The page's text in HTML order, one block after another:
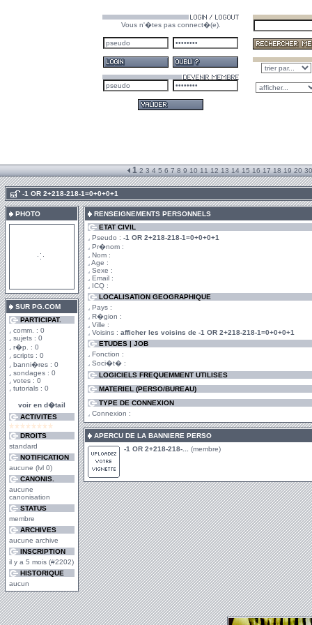
Vous n'�tes pas connect�(e).
1 2 3 4 5 6 7 8 9 10 11 12 13 14 15 16 17 18 19 20 30
-1 OR 2+218-218-1=0+0+0+1
PHOTO
SUR PG.COM
PARTICIPAT.
comm. : 0
sujets : 0
r�p. : 0
scripts : 0
banni�res : 0
sondages : 0
votes : 0
tutorials : 0
voir en d�tail
ACTIVITES
DROITS
standard
NOTIFICATION
aucune (lvl 0)
CANONIS.
aucune
canonisation
STATUS
membre
ARCHIVES
aucune archive
INSCRIPTION
il y a 5 mois (#2202)
HISTORIQUE
aucun
RENSEIGNEMENTS PERSONNELS
ETAT CIVIL
Pseudo : -1 OR 2+218-218-1=0+0+0+1
Pr�nom :
Nom :
Age :
Sexe :
Email :
ICQ :
LOCALISATION GEOGRAPHIQUE
Pays :
R�gion :
Ville :
Voisins : afficher les voisins de -1 OR 2+218-218-1=0+0+0+1
ETUDES | JOB
Fonction :
Soci�t� :
LOGICIELS FREQUEMMENT UTILISES
MATERIEL (PERSO/BUREAU)
TYPE DE CONNEXION
Connexion :
APERCU DE LA BANNIERE PERSO
-1 OR 2+218-218-...
(membre)